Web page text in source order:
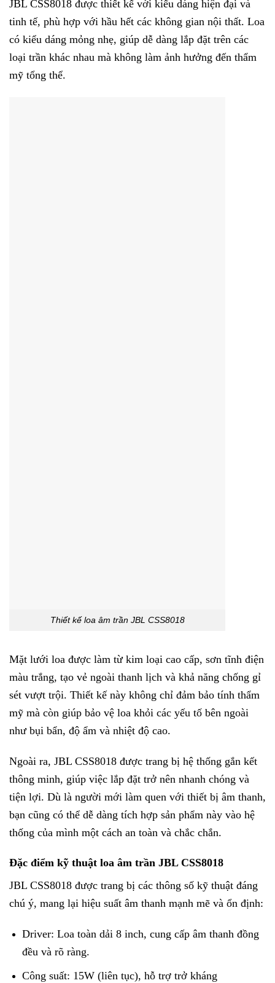
JBL CSS8018 được thiết kế với kiểu dáng hiện đại và
tinh tế, phù hợp với hầu hết các không gian nội thất. Loa
có kiểu dáng mỏng nhẹ, giúp dễ dàng lắp đặt trên các
loại trần khác nhau mà không làm ảnh hưởng đến thẩm
mỹ tổng thể.
Thiết kế loa âm trần JBL CSS8018
Mặt lưới loa được làm từ kim loại cao cấp, sơn tĩnh điện
màu trắng, tạo vẻ ngoài thanh lịch và khả năng chống gỉ
sét vượt trội. Thiết kế này không chỉ đảm bảo tính thẩm
mỹ mà còn giúp bảo vệ loa khỏi các yếu tố bên ngoài
như bụi bẩn, độ ẩm và nhiệt độ cao.
Ngoài ra, JBL CSS8018 được trang bị hệ thống gắn kết
thông minh, giúp việc lắp đặt trở nên nhanh chóng và
tiện lợi. Dù là người mới làm quen với thiết bị âm thanh,
bạn cũng có thể dễ dàng tích hợp sản phẩm này vào hệ
thống của mình một cách an toàn và chắc chắn.
Đặc điểm kỹ thuật loa âm trần JBL CSS8018
JBL CSS8018 được trang bị các thông số kỹ thuật đáng
chú ý, mang lại hiệu suất âm thanh mạnh mẽ và ổn định:
Driver: Loa toàn dải 8 inch, cung cấp âm thanh đồng
đều và rõ ràng.
Công suất: 15W (liên tục), hỗ trợ trở kháng